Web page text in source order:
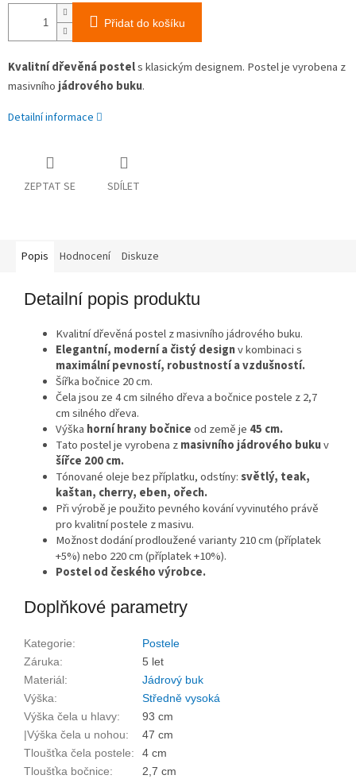
Přidat do košíku
Kvalitní dřevěná postels klasickým designem. Postel je vyrobena z
masivníhojádrového buku.
Detailní informace
ZEPTAT SE SDÍLET
Popis Hodnocení Diskuze
Detailní popis produktu
Kvalitní dřevěná postel z masivního jádrového buku.
Elegantní, moderní a čistý designv kombinaci s
maximální pevností, robustností a vzdušností.
Šířka bočnice 20 cm.
Čela jsou ze 4 cm silného dřeva a bočnice postele z 2,7
cm silného dřeva.
Výška horní hrany bočniceod země je 45 cm.
Tato postel je vyrobena zmasivního jádrového bukuv
šířce 200 cm.
Tónované oleje bez příplatku, odstíny:světlý, teak,
kaštan, cherry, eben, ořech.
Při výrobě je použito pevného kování vyvinutého právě
pro kvalitní postele z masivu.
Možnost dodání prodloužené varianty 210 cm (příplatek
+5%) nebo 220 cm (příplatek +10%).
Postel od českého výrobce.
Doplňkové parametry
Kategorie:
Postele
Záruka:
5 let
Materiál:
Jádrový buk
Výška:
Středně vysoká
Výška čela u hlavy:
93 cm
|Výška čela u nohou:
47 cm
Tloušťka čela postele:
4 cm
Tloušťka bočnice:
2,7 cm